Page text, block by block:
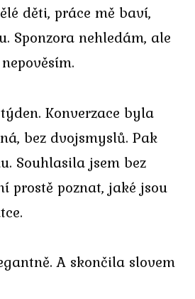
děti, práce mě baví,
Sponzora nehledám, ale
Konverzace byla
bez dvojsmyslů. Pak
Souhlasila jsem bez
prostě poznat, jaké jsou
A skončila slovem